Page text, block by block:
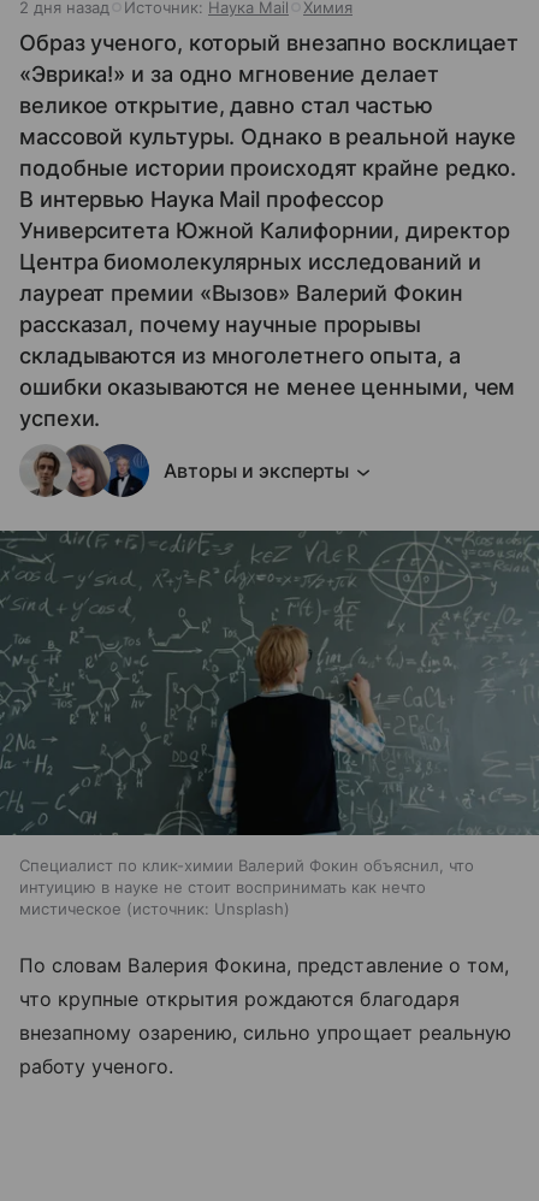
2 дня назад Источник: Наука Mail Химия
Образ ученого, который внезапно восклицает
«Эврика!» и за одно мгновение делает
великое открытие, давно стал частью
массовой культуры. Однако в реальной науке
подобные истории происходят крайне редко.
В интервью Наука Mail профессор
Университета Южной Калифорнии, директор
Центра биомолекулярных исследований и
лауреат премии «Вызов» Валерий Фокин
рассказал, почему научные прорывы
складываются из многолетнего опыта, а
ошибки оказываются не менее ценными, чем
успехи.
Авторы и эксперты
Специалист по клик-химии Валерий Фокин объяснил, что
интуицию в науке не стоит воспринимать как нечто
мистическое
источник: Unsplash
По словам Валерия Фокина, представление о том,
что крупные открытия рождаются благодаря
внезапному озарению, сильно упрощает реальную
работу ученого.